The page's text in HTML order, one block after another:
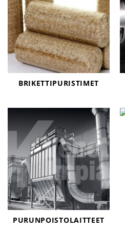
BRIKETTIPURISTIMET
PURUNPOISTOLAITTEET